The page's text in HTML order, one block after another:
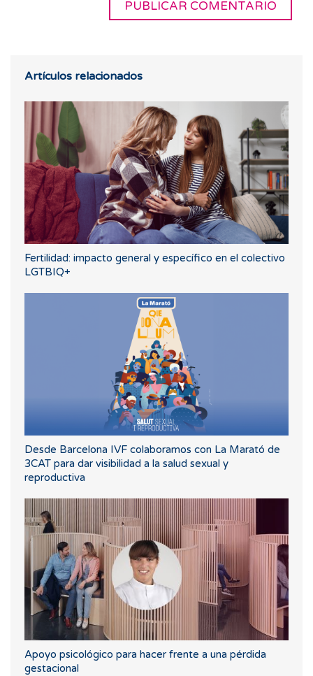
Artículos relacionados
Fertilidad: impacto general y específico en el colectivo
LGTBIQ+
Desde Barcelona IVF colaboramos con La Marató de
3CAT para dar visibilidad a la salud sexual y
reproductiva
Apoyo psicológico para hacer frente a una pérdida
gestacional